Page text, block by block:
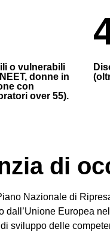
o vulnerabili
donne in
con
over 55).
di
Nazionale di
Europea
sviluppo delle